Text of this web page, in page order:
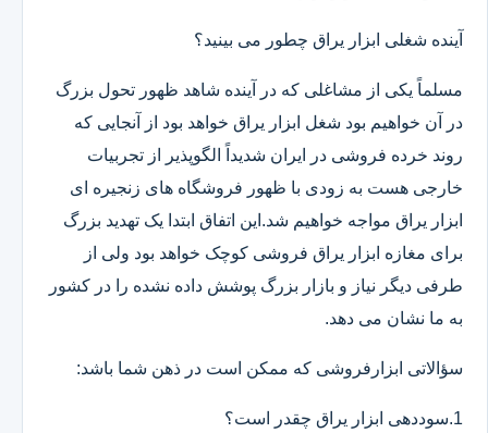
آینده شغلی ابزار یراق چطور می بینید؟
مسلماً یکی از مشاغلی که در آینده شاهد ظهور تحول بزرگ
در آن خواهیم بود شغل ابزار یراق خواهد بود از آنجایی که
روند خرده فروشی در ایران شدیداً الگوپذیر از تجربیات
خارجی هست به زودی با ظهور فروشگاه های زنجیره ای
ابزار یراق مواجه خواهیم شد.این اتفاق ابتدا یک تهدید بزرگ
برای مغازه ابزار یراق فروشی کوچک خواهد بود ولی از
طرفی دیگر نیاز و بازار بزرگ پوشش داده نشده را در کشور
به ما نشان می دهد.
سؤالاتی ابزارفروشی که ممکن است در ذهن شما باشد:
1.سوددهی ابزار یراق چقدر است؟